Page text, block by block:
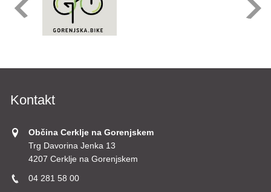
Kontakt
Občina Cerklje na Gorenjskem
Trg Davorina Jenka 13
4207 Cerklje na Gorenjskem
04 281 58 00